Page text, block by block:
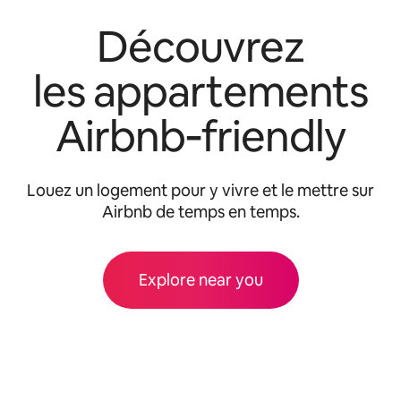
Découvrez
les appartements
Airbnb‑friendly
Louez un logement pour y vivre et le mettre sur
Airbnb de temps en temps.
Explore near you